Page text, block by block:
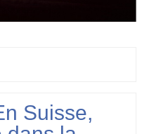
Suisse,